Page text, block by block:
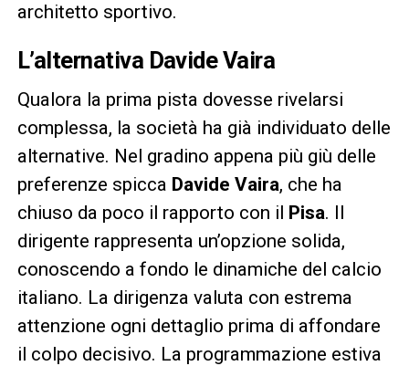
architetto sportivo.
L’alternativa Davide Vaira
Qualora la prima pista dovesse rivelarsi
complessa, la società ha già individuato delle
alternative. Nel gradino appena più giù delle
preferenze spicca Davide Vaira, che ha
chiuso da poco il rapporto con il Pisa. Il
dirigente rappresenta un’opzione solida,
conoscendo a fondo le dinamiche del calcio
italiano. La dirigenza valuta con estrema
attenzione ogni dettaglio prima di affondare
il colpo decisivo. La programmazione estiva